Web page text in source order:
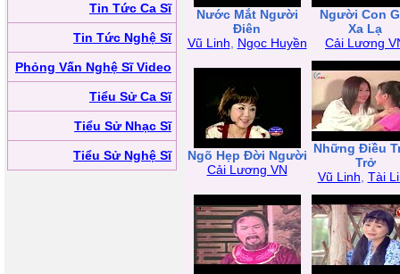
Tin Tức Ca Sĩ
Tin Tức Nghệ Sĩ
Phỏng Vấn Nghệ Sĩ Video
Tiểu Sử Ca Sĩ
Tiểu Sử Nhạc Sĩ
Tiểu Sử Nghệ Sĩ
Nước Mắt Người
Điên
Vũ Linh
Ngọc Huyền
Người Con
Xa Lạ
Cải Lương
Ngõ Hẹp Đời Người
Cải Lương VN
Những Điều
Trở
Vũ Linh Tài